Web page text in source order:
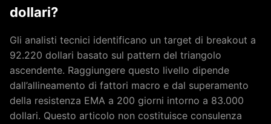
dollari?
Gli analisti tecnici identificano un target di breakout a
92.220 dollari basato sul pattern del triangolo
ascendente. Raggiungere questo livello dipende
dall’allineamento di fattori macro e dal superamento
della resistenza EMA a 200 giorni intorno a 83.000
dollari. Questo articolo non costituisce consulenza